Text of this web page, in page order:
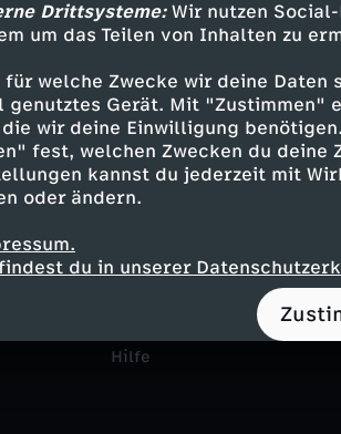
Drittsysteme:Wir nutzen Social-
um das Teilen von Inhalten zu
für welche Zwecke wir deine
Gerät. Mit "Zustimmen"
wir deine Einwilligung
fest, welchen Zwecken du deine
kannst du jederzeit mit
oder ändern.
du in unserer
Service
ZDFmitreden
Tickets
Zuschauerservice
Hilfe